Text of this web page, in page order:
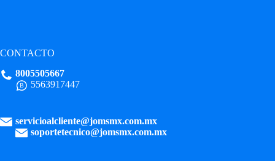
CONTACTO
8005505667
5563917447
servicioalcliente@jomsmx.com.mx
soportetecnico@jomsmx.com.mx